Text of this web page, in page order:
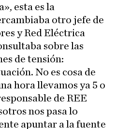
esta es la
otro jefe de
y Red Eléctrica
sobre las
de tensión:
No es cosa de
hora llevamos ya 5 o
de REE
nos pasa lo
apuntar a la fuente